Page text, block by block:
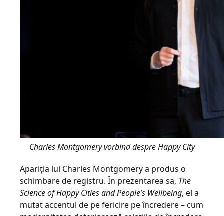
Charles Montgomery vorbind despre Happy City
Apariția lui Charles Montgomery a produs o
schimbare de registru. În prezentarea sa, The
Science of Happy Cities and People’s Wellbeing, el a
mutat accentul de pe fericire pe încredere – cum